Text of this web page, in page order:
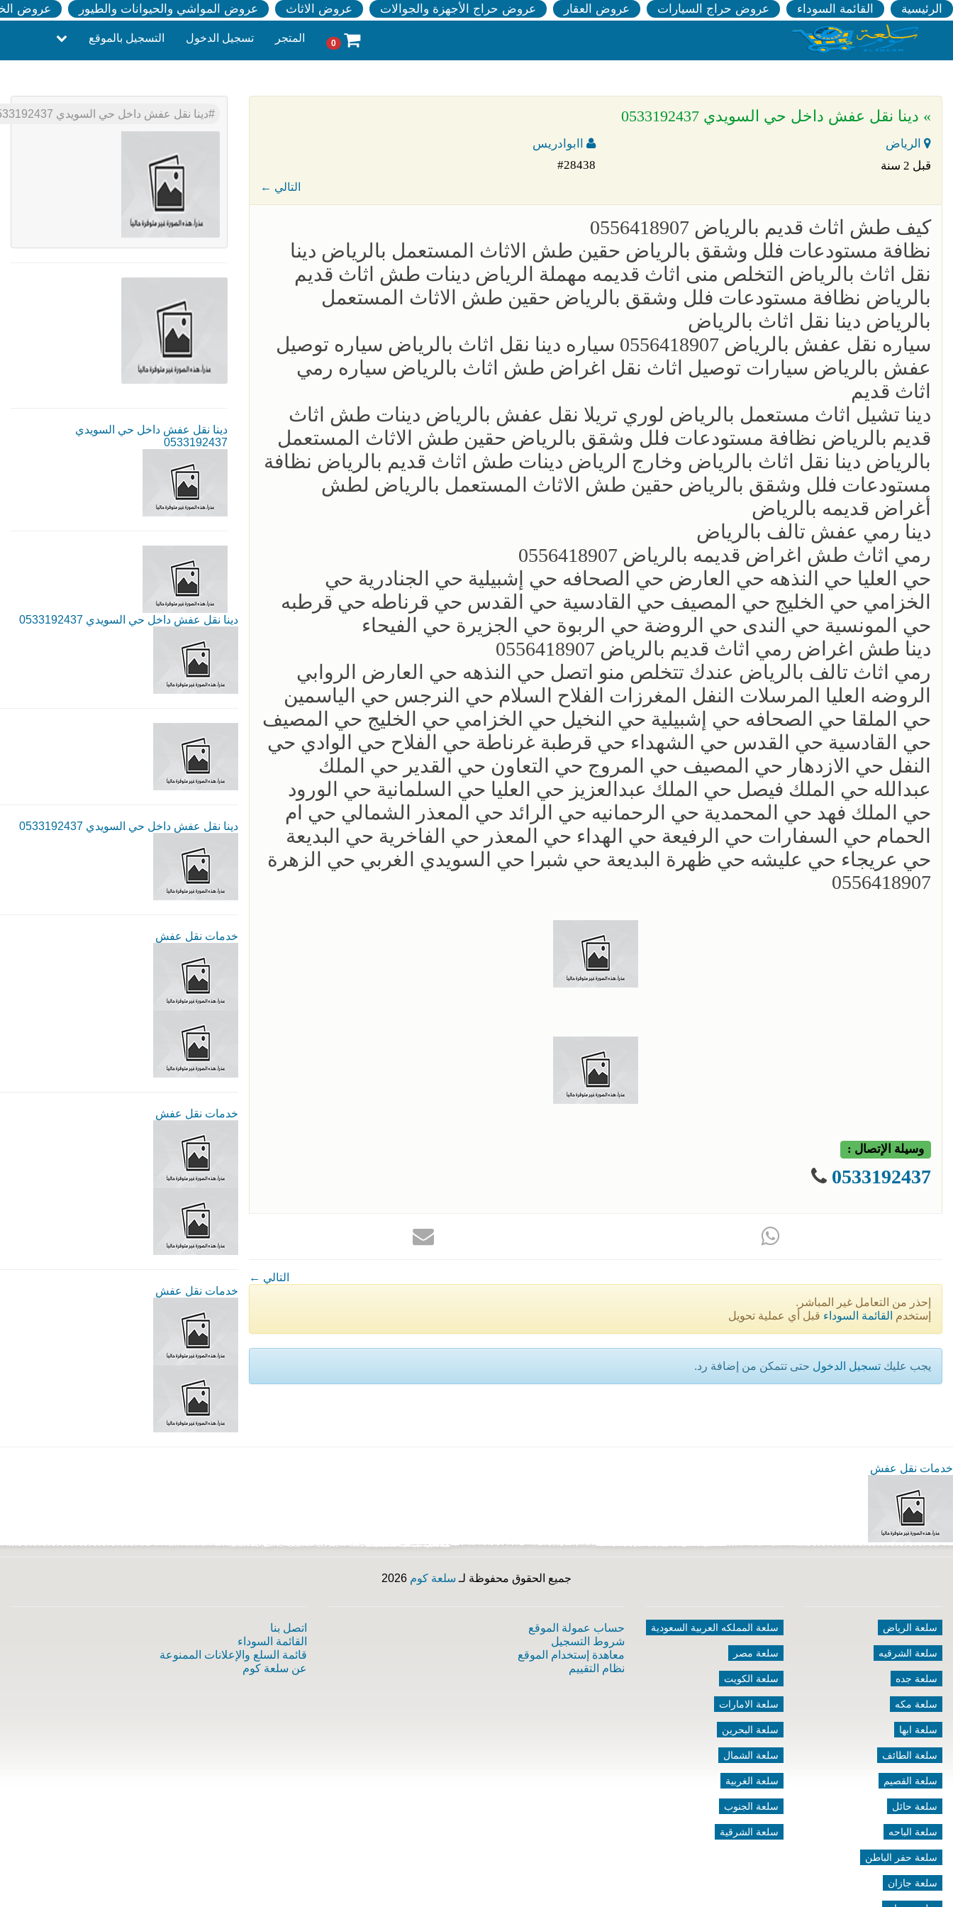
الرئيسية القائمة السوداء عروض حراج السيارات عروض العقار عروض حراج الأجهزة والجوالات عروض الاثاث عروض المواشي والحيوانات والطيور عروض
0 المتجر تسجيل الدخول التسجيل بالموقع
» دينا نقل عفش داخل حي السويدي 0533192437
الرياض
اابوادريس
قبل 2 سنة
#28438
← التالي
‏كيف طش اثاث قديم بالرياض 0556418907
نظافة مستودعات فلل وشقق بالرياض حقين طش الاثاث المستعمل بالرياض دينا
نقل اثاث بالرياض التخلص منى اثاث قديمه مهملة الرياض دينات طش اثاث قديم
بالرياض نظافة مستودعات فلل وشقق بالرياض حقين طش الاثاث المستعمل
بالرياض دينا نقل اثاث بالرياض
‏سياره نقل عفش بالرياض 0556418907 سياره دينا نقل اثاث بالرياض سياره توصيل
عفش بالرياض سيارات توصيل اثاث نقل اغراض طش اثاث بالرياض سياره رمي
اثاث قديم
‏دينا تشيل اثاث مستعمل بالرياض لوري تريلا نقل عفش بالرياض دينات طش اثاث
قديم بالرياض نظافة مستودعات فلل وشقق بالرياض حقين طش الاثاث المستعمل
بالرياض دينا نقل اثاث بالرياض وخارج الرياض دينات طش اثاث قديم بالرياض نظافة
مستودعات فلل وشقق بالرياض حقين طش الاثاث المستعمل بالرياض لطش
أغراض قديمه بالرياض
‏دينا رمي عفش تالف بالرياض
رمي اثاث طش اغراض قديمه بالرياض 0556418907
حي العليا حي النذهه حي العارض حي الصحافه حي إشبيلية حي الجنادرية حي
الخزامي حي الخليج حي المصيف حي القادسية حي القدس حي قرناطه حي قرطبه
حي المونسية حي الندى حي الروضة حي الربوة حي الجزيرة حي الفيحاء
‏دينا طش اغراض رمي اثاث قديم بالرياض 0556418907
رمي اثاث تالف بالرياض عندك تتخلص منو اتصل حي النذهه حي العارض الروابي
الروضه العليا المرسلات النفل المغرزات الفلاح السلام حي النرجس حي الياسمين
حي الملقا حي الصحافه حي إشبيلية حي النخيل حي الخزامي حي الخليج حي المصيف
حي القادسية حي القدس حي الشهداء حي قرطبة غرناطة حي الفلاح حي الوادي حي
النفل حي الازدهار حي المصيف حي المروج حي التعاون حي القدير حي الملك
عبدالله حي الملك فيصل حي الملك عبدالعزيز حي العليا حي السلمانية حي الورود
حي الملك فهد حي المحمدية حي الرحمانيه حي الرائد حي المعذر الشمالي حي ام
الحمام حي السفارات حي الرفيعة حي الهداء حي المعذر حي الفاخرية حي البديعة
حي عريجاء حي عليشه حي ظهرة البديعة حي شبرا حي السويدي الغربي حي الزهرة
0556418907
وسيلة الإتصال :
0533192437
← التالي
إحذر من التعامل غير المباشر.
إستخدم القائمة السوداء قبل أي عملية تحويل
يجب عليك تسجيل الدخول حتى تتمكن من إضافة رد.
دينا نقل عفش داخل حي السويدي 0533192437
دينا نقل عفش داخل حي السويدي
0533192437
دينا نقل عفش داخل حي السويدي 0533192437
دينا نقل عفش داخل حي السويدي 0533192437
خدمات نقل عفش
خدمات نقل عفش
خدمات نقل عفش
خدمات نقل عفش
جميع الحقوق محفوظة لـ سلعة كوم
سلعة الرياض
سلعة الشرقيه
سلعة جده
سلعة مكه
سلعة ابها
سلعة الطائف
سلعة القصيم
سلعة حائل
سلعة الباحه
سلعة حفر الباطن
سلعة جازان
سلعة المملكه العربية السعودية
سلعة مصر
سلعة الكويت
سلعة الامارات
سلعة البحرين
سلعة الشمال
سلعة الغربية
سلعة الجنوب
سلعة الشرقية
حساب عمولة الموقع
شروط التسجيل
معاهدة إستخدام الموقع
نظام التقييم
اتصل بنا
القائمة السوداء
قائمة السلع والإعلانات الممنوعة
عن سلعة كوم